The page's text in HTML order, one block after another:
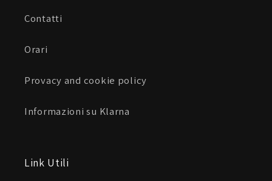
Contatti
Orari
Provacy and cookie policy
Informazioni su Klarna
Link Utili